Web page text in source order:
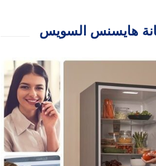
هايسنس السويس